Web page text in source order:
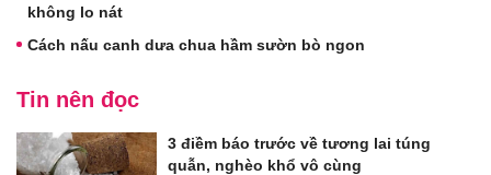
không lo nát
Cách nấu canh dưa chua hầm sườn bò ngon
Tin nên đọc
3 điềm báo trước về tương lai túng
quẫn, nghèo khổ vô cùng